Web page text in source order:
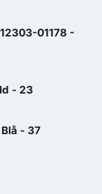
kr..
kr..
01178 -
- 23
- 37